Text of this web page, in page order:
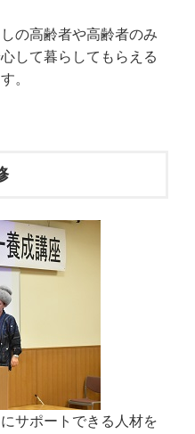
の高齢者や高齢者のみ
して暮らしてもらえる
。
サポートできる人材を